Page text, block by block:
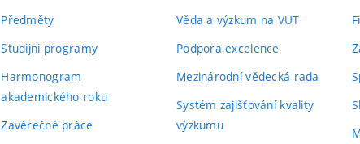
Předměty
Studijní programy
Harmonogram
akademického roku
Závěrečné práce
Věda a výzkum na VUT
Podpora excelence
Mezinárodní vědecká rada
Systém zajišťování kvality
výzkumu